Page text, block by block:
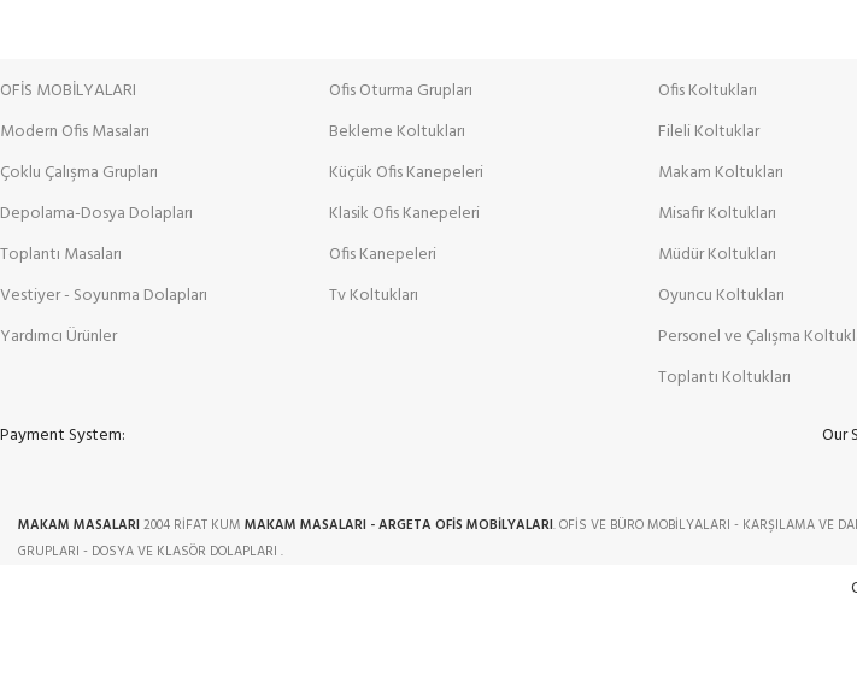
OFİS MOBİLYALARI
Modern Ofis Masaları
Çoklu Çalışma Grupları
Depolama-Dosya Dolapları
Toplantı Masaları
Vestiyer - Soyunma Dolapları
Yardımcı Ürünler
Ofis Oturma Grupları
Bekleme Koltukları
Küçük Ofis Kanepeleri
Klasik Ofis Kanepeleri
Ofis Kanepeleri
Tv Koltukları
Ofis Koltukları
Fileli Koltuklar
Makam Koltukları
Misafir Koltukları
Müdür Koltukları
Oyuncu Koltukları
Personel ve Çalışma
Toplantı Koltukları
Payment System: Our
MAKAM MASALARI 2004 RİFAT KUM MAKAM MASALARI - ARGETA OFİS MOBİLYALARI. OFİS VE BÜRO MOBİLYALARI - KARŞILAMA VE
GRUPLARI - DOSYA VE KLASÖR DOLAPLARI .